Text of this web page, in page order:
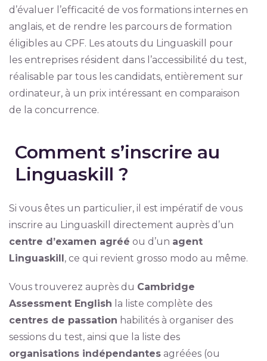
d’évaluer l’efficacité de vos formations internes en
anglais, et de rendre les parcours de formation
éligibles au CPF. Les atouts du Linguaskill pour
les entreprises résident dans l’accessibilité du test,
réalisable par tous les candidats, entièrement sur
ordinateur, à un prix intéressant en comparaison
de la concurrence.
Comment s’inscrire au
Linguaskill ?
Si vous êtes un particulier, il est impératif de vous
inscrire au Linguaskill directement auprès d’un
centre d’examen agréé ou d’un agent
Linguaskill , ce qui revient grosso modo au même.
Vous trouverez auprès du Cambridge
Assessment English la liste complète des
centres de passation habilités à organiser des
sessions du test, ainsi que la liste des
organisations indépendantesagréées (ou